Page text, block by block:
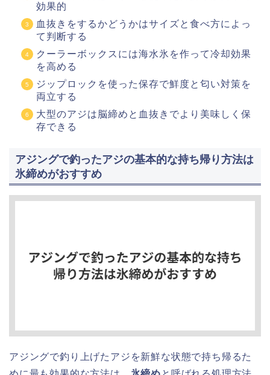
効果的
血抜きをするかどうかはサイズと食べ方によっ
て判断する
クーラーボックスには海水氷を作って冷却効果
を高める
ジップロックを使った保存で鮮度と匂い対策を
両立する
大型のアジは脳締めと血抜きでより美味しく保
存できる
アジングで釣ったアジの基本的な持ち帰り方法は
氷締めがおすすめ
アジングで釣り上げたアジを新鮮な状態で持ち帰るた